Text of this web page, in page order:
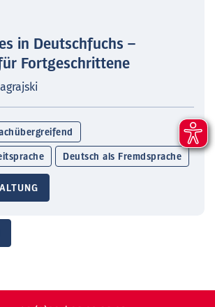
in Deutschfuchs –
Fortgeschrittene
Deutsch als Fremdsprache